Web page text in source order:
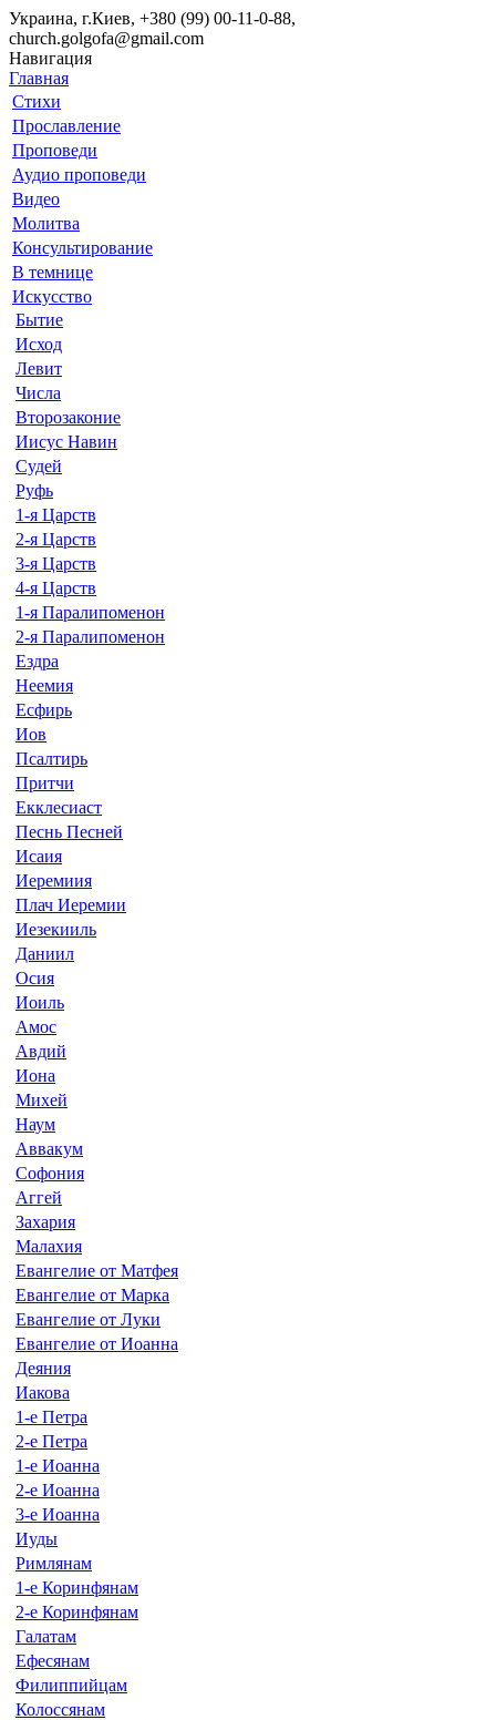
Украина, г.Киев, +380 (99) 00-11-0-88,
church.golgofa@gmail.com
Навигация
Главная
Стихи
Прославление
Проповеди
Аудио проповеди
Видео
Молитва
Консультирование
В темнице
Искусство
Бытие
Исход
Левит
Числа
Второзаконие
Иисус Навин
Судей
Руфь
1-я Царств
2-я Царств
3-я Царств
4-я Царств
1-я Паралипоменон
2-я Паралипоменон
Ездра
Неемия
Есфирь
Иов
Псалтирь
Притчи
Екклесиаст
Песнь Песней
Исаия
Иеремиия
Плач Иеремии
Иезекииль
Даниил
Осия
Иоиль
Амос
Авдий
Иона
Михей
Наум
Аввакум
Софония
Аггей
Захария
Малахия
Евангелие от Матфея
Евангелие от Марка
Евангелие от Луки
Евангелие от Иоанна
Деяния
Иакова
1-е Петра
2-е Петра
1-е Иоанна
2-е Иоанна
3-е Иоанна
Иуды
Римлянам
1-е Коринфянам
2-е Коринфянам
Галатам
Ефесянам
Филиппийцам
Колоссянам